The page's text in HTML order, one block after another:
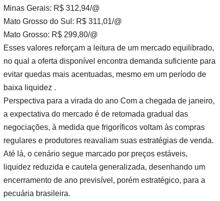
Minas Gerais: R$ 312,94/@
Mato Grosso do Sul: R$ 311,01/@
Mato Grosso: R$ 299,80/@
Esses valores reforçam a leitura de um mercado equilibrado,
no qual a oferta disponível encontra demanda suficiente para
evitar quedas mais acentuadas, mesmo em um período de
baixa liquidez .
Perspectiva para a virada do ano Com a chegada de janeiro,
a expectativa do mercado é de retomada gradual das
negociações, à medida que frigoríficos voltam às compras
regulares e produtores reavaliam suas estratégias de venda.
Até lá, o cenário segue marcado por preços estáveis,
liquidez reduzida e cautela generalizada, desenhando um
encerramento de ano previsível, porém estratégico, para a
pecuária brasileira.